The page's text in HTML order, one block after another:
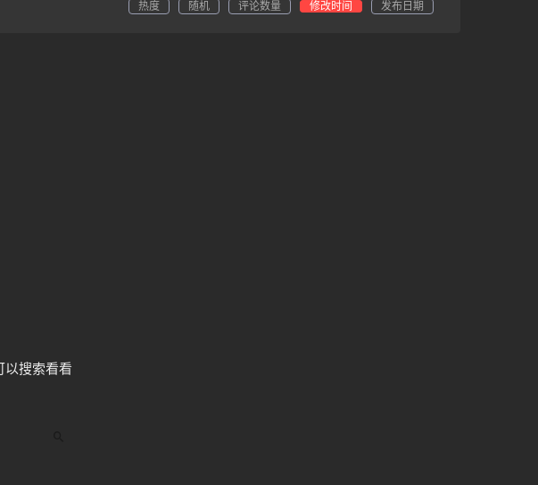
发布日期
修改时间
评论数量
随机
热度
以搜索看看